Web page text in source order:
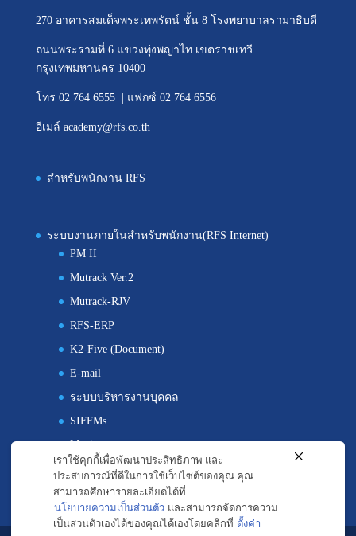
270 อาคารสมเด็จพระเทพรัตน์ ชั้น 8 โรงพยาบาลรามาธิบดี
ถนนพระรามที่ 6 แขวงทุ่งพญาไท เขตราชเทวี
กรุงเทพมหานคร 10400
โทร 02 764 6555 | แฟกซ์ 02 764 6556
อีเมล์ academy@rfs.co.th
สำหรับพนักงาน RFS
ระบบงานภายในสำหรับพนักงาน(RFS Internet)
PM II
Mutrack Ver.2
Mutrack-RJV
RFS-ERP
K2-Five (Document)
E-mail
ระบบบริหารงานบุคคล
SIFFMs
Maximo
เราใช้คุกกี้เพื่อพัฒนาประสิทธิภาพ และ
ประสบการณ์ที่ดีในการใช้เว็บไซต์ของคุณ คุณ
สามารถศึกษารายละเอียดได้ที่
นโยบายความเป็นส่วนตัว และสามารถจัดการความ
เป็นส่วนตัวเองได้ของคุณได้เองโดยคลิกที่ ตั้งค่า